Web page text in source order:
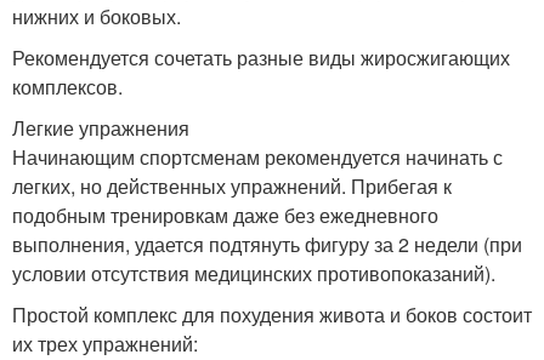
нижних и боковых.
Рекомендуется сочетать разные виды жиросжигающих
комплексов.
Легкие упражнения
Начинающим спортсменам рекомендуется начинать с
легких, но действенных упражнений. Прибегая к
подобным тренировкам даже без ежедневного
выполнения, удается подтянуть фигуру за 2 недели (при
условии отсутствия медицинских противопоказаний).
Простой комплекс для похудения живота и боков состоит
их трех упражнений: